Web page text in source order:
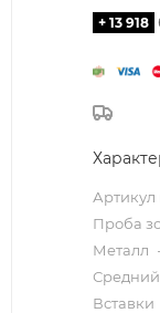
+ 13 918
Артикул
Проба
Металл
Средний
Вставки